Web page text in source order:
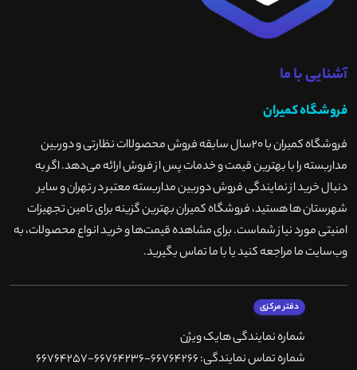
آشنایی با ما
فروشگاه کمیران
فروشگاه کمیران با ۲۰سال سابقه فروش محصولاات نظارتی و دوربین
مداربسته را با بهترین قیمت و خدمات پس از فروش ارائه می‌دهد. اگر به
دنبال خرید از نمایندگی فروش دوربین مداربسته معتبر در تهران و سایر
شهرستان ها هستید، فروشگاه کمیران بهترین گزینه برای تامین تجهیزات
امنیتی مورد نیاز شماست. برای مشاهده قیمت‌ها و خرید انواع محصولات، به
وب‌سایت ما مراجعه کنید یا با ما تماس بگیرید.
دفتر مرکزی
شماره نمایندگی هایک ویژن
شماره تماس نمایندگی: 66764266-66764236-66764257